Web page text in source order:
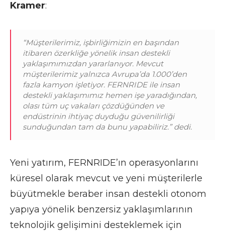
Kramer:
“Müşterilerimiz, işbirliğimizin en başından
itibaren özerkliğe yönelik insan destekli
yaklaşımımızdan yararlanıyor. Mevcut
müşterilerimiz yalnızca Avrupa’da 1.000’den
fazla kamyon işletiyor. FERNRIDE ile insan
destekli yaklaşımımız hemen işe yaradığından,
olası tüm uç vakaları çözdüğünden ve
endüstrinin ihtiyaç duyduğu güvenilirliği
sunduğundan tam da bunu yapabiliriz.” dedi.
Yeni yatırım, FERNRIDE’ın operasyonlarını
küresel olarak mevcut ve yeni müşterilerle
büyütmekle beraber insan destekli otonom
yapıya yönelik benzersiz yaklaşımlarının
teknolojik gelişimini desteklemek için